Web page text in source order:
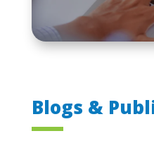
Blogs &